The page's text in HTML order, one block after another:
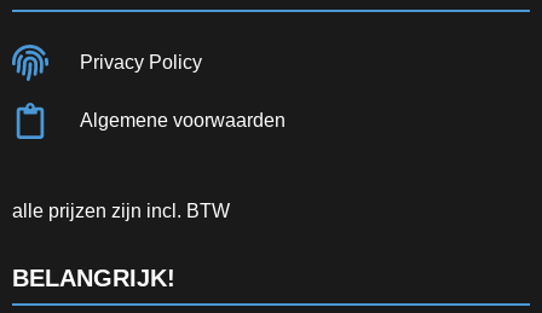
Privacy Policy
Algemene voorwaarden
alle prijzen zijn incl. BTW
BELANGRIJK!